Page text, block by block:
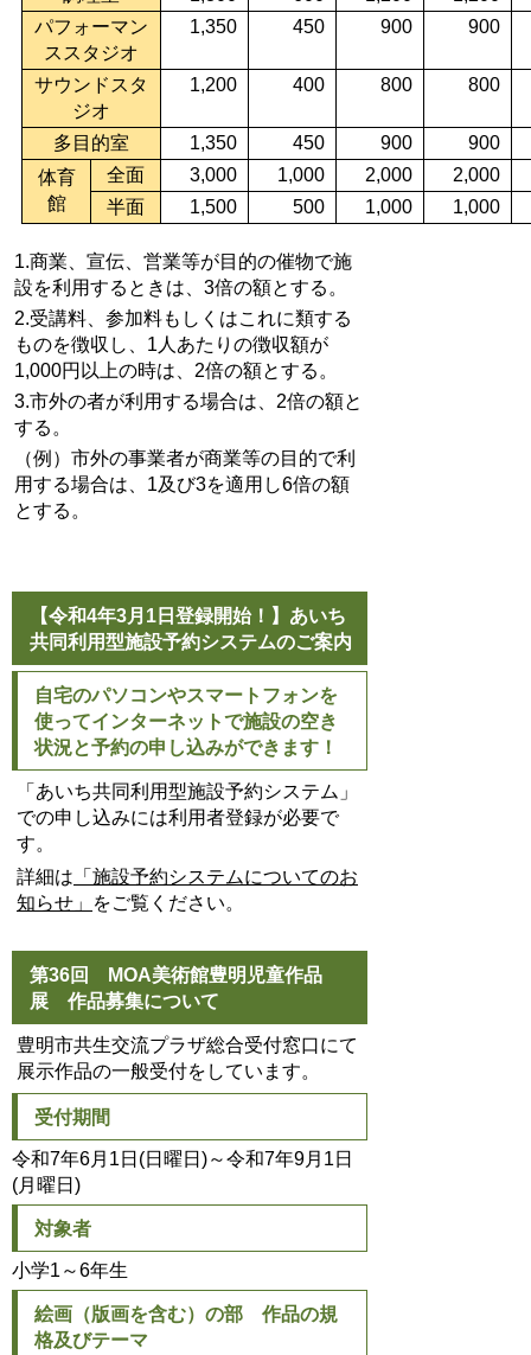
パフォーマン
ススタジオ
1,350 450 900 900
サウンドスタ
ジオ
1,200 400 800 800
多目的室 1,350 450 900
900
体育
館
全面 3,000 1,000 2,000
2,000
半面
1,500 500 1,000 1,000
1.商業、宣伝、営業等が目的の催物で施
設を利用するときは、3倍の額とする。
2.受講料、参加料もしくはこれに類する
ものを徴収し、1人あたりの徴収額が
1,000円以上の時は、2倍の額とする。
3.市外の者が利用する場合は、2倍の額と
する。
（例）市外の事業者が商業等の目的で利
用する場合は、1及び3を適用し6倍の額
とする。
【令和4年3月1日登録開始！】あいち
共同利用型施設予約システムのご案内
自宅のパソコンやスマートフォンを
使ってインターネットで施設の空き
状況と予約の申し込みができます！
「あいち共同利用型施設予約システム」
での申し込みには利用者登録が必要で
す。
詳細は 「施設予約システムについてのお
知らせ」
をご覧ください。
第36回 MOA美術館豊明児童作品
展 作品募集について
豊明市共生交流プラザ総合受付窓口にて
展示作品の一般受付をしています。
受付期間
令和7年6月1日(日曜日)～令和7年9月1日
(月曜日)
対象者
小学1～6年生
絵画（版画を含む）の部 作品の規
格及びテーマ